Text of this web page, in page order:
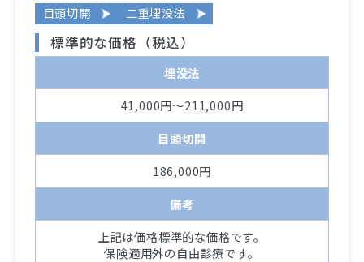
目頭切開 二重埋没法
標準的な価格（税込）
埋没法
41,000円～211,000円
目頭切開
186,000円
備考
上記は価格標準的な価格です。
保険適用外の自由診療です。